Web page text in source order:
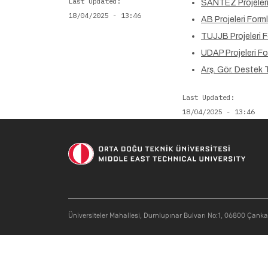
SANTEZ Projeleri
AB Projeleri
TUJJB Projeleri
UDAP Projeleri
Arş. Gör. Destek
Last Updated
18/04/2025 - 13:46
18/04/2025 - 13:46
Üniversiteler Mahallesi, Dumlupınar Bulvarı No:1, 06800